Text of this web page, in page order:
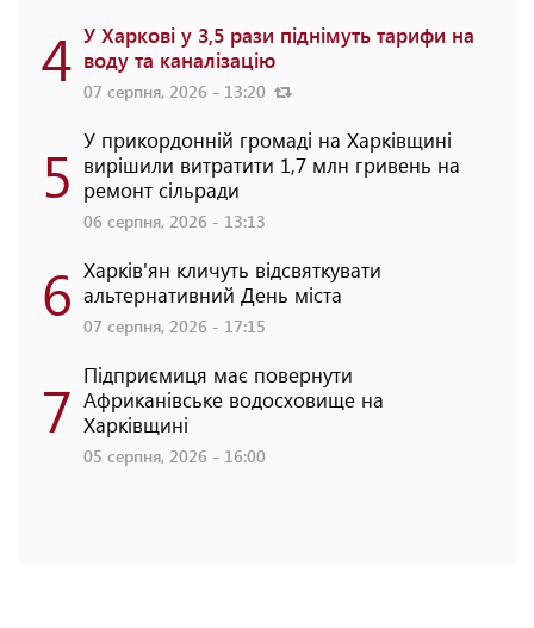
4 У Харкові у 3,5 рази піднімуть тарифи на
воду та каналізацію
07 серпня, 2026 - 13:20
5 У прикордонній громаді на Харківщині
вирішили витратити 1,7 млн гривень на
ремонт сільради
06 серпня, 2026 - 13:13
6 Харків'ян кличуть відсвяткувати
альтернативний День міста
07 серпня, 2026 - 17:15
7 Підприємиця має повернути
Африканівське водосховище на
Харківщині
05 серпня, 2026 - 16:00